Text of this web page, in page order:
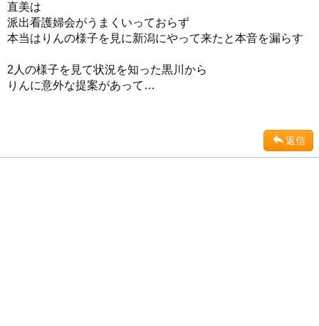
直美は
派出看護婦会がうまくいっておらず
本当はりんの様子を見に新潟にやって来たと本音を漏らす
2人の様子を見て状況を知った黒川から
りんに意外な提案があって…
返信